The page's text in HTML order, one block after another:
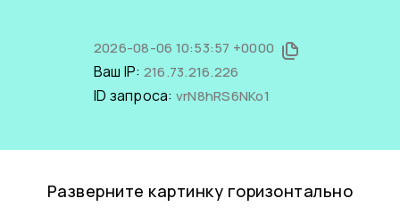
2026-08-06 10:53:57 +0000
Ваш IP: 216.73.216.226
ID запроса: vrN8hRS6NKo1
Разверните картинку горизонтально